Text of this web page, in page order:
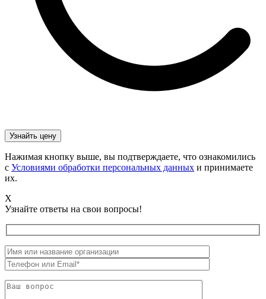
Нажимая кнопку выше, вы подтверждаете, что ознакомились
с Условиями обработки персональных данных и принимаете
их.
X
Узнайте ответы на свои вопросы!